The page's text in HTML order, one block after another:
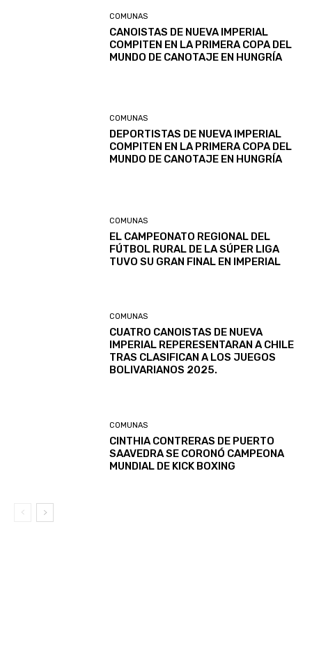
COMUNAS
CANOISTAS DE NUEVA IMPERIAL
COMPITEN EN LA PRIMERA COPA DEL
MUNDO DE CANOTAJE EN HUNGRÍA
COMUNAS
DEPORTISTAS DE NUEVA IMPERIAL
COMPITEN EN LA PRIMERA COPA DEL
MUNDO DE CANOTAJE EN HUNGRÍA
COMUNAS
EL CAMPEONATO REGIONAL DEL
FÚTBOL RURAL DE LA SÚPER LIGA
TUVO SU GRAN FINAL EN IMPERIAL
COMUNAS
CUATRO CANOISTAS DE NUEVA
IMPERIAL REPERESENTARAN A CHILE
TRAS CLASIFICAN A LOS JUEGOS
BOLIVARIANOS 2025.
COMUNAS
CINTHIA CONTRERAS DE PUERTO
SAAVEDRA SE CORONÓ CAMPEONA
MUNDIAL DE KICK BOXING